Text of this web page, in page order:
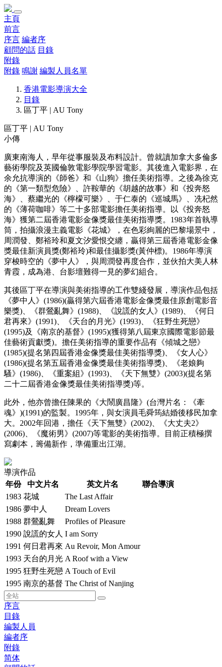
主頁
前言
序言 編者序
顧問的話 目錄
附錄
附錄 鳴謝 編製人員名單
香港電影導演大全
目錄
區丁平 | AU Tony
區丁平 | AU Tony
小傳
廣東南海人，早年從事服裝及布料設計。曾就讀加拿大多倫多
藝術學院及英國倫敦電影學院學習電影。其後進入電影界，在
余允抗導演的《師爸》和《山狗》擔任美術指導。之後為徐克
的《第一類型危險》、許鞍華的《胡越的故事》和《投奔怒
海》、蔡繼光的《檸檬可樂》、于仁泰的《巡城馬》、冼杞然
的《薄荷咖啡》等二十多部電影擔任美術指導。以《投奔怒
海》獲第二屆香港電影金像獎最佳美術指導獎。1983年首執導
筒，拍攝浪漫主義電影《花城》，在色彩絢麗的巴黎場景中，
周潤發、鄭裕玲和夏文汐愛恨交纏，贏得第三屆香港電影金像
獎最佳新演員獎(鄭裕玲)和最佳攝影獎(黃仲標)。1986年導演
穿梭時空的《夢中人》，與周潤發再度合作，並伙拍大美人林
青霞，成為港、台影壇難得一見的夢幻組合。
其後區丁平在導演與美術指導的工作雙綫發展，導演作品包括
《夢中人》(1986)(贏得第六屆香港電影金像獎最佳原創電影音
樂獎)、《群鶯亂舞》(1988)、《說謊的女人》(1989)、《何日
君再來》(1991)、《天台的月光》(1993)、《狂野生死戀》
(1995)及《南京的基督》(1995)(獲得第八屆東京國際電影節最
佳藝術貢獻獎)。擔任美術指導的重要作品有《傾城之戀》
(1985)(提名第四屆香港金像獎最佳美術指導獎)、《女人心》
(1986)(提名第五屆香港金像獎最佳美術指導獎)、《老娘夠
騷》(1986)、《重案組》(1993)、《天下無雙》(2003)(提名第
二十二屆香港金像獎最佳美術指導獎)等。
此外，他亦曾擔任陳果的《大鬧廣昌隆》(台灣片名：《牽
魂》)(1991)的監製。1995年，與女演員毛舜筠結婚後移民加拿
大。2002年回港，擔任《天下無雙》(2002)、《大丈夫2》
(2006)、《魔術男》(2007)等電影的美術指導。目前正積極撰
寫劇本，籌備新作，準備重出江湖。
導演作品
年份
中文片名 英文片名
聯合導演
1983 花城
The Last Affair
1986 夢中人
Dream Lovers
1988 群鶯亂舞
Profiles of Pleasure
1990 說謊的女人 I am Sorry
1991 何日君再來 Au Revoir, Mon Amour
1993 天台的月光 A Roof with a View
1995 狂野生死戀 A Touch of Evil
1995 南京的基督 The Christ of Nanjing
序言
目錄
編製人員
編者序
附錄
简体